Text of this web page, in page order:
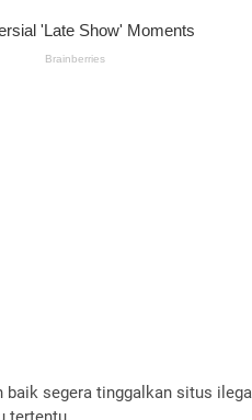
baik segera tinggalkan situs